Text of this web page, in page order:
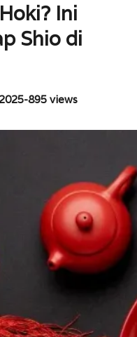
Ini
Shio di
oleh
-895 views